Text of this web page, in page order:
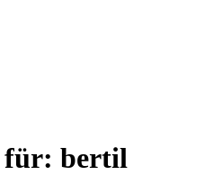
für: bertil